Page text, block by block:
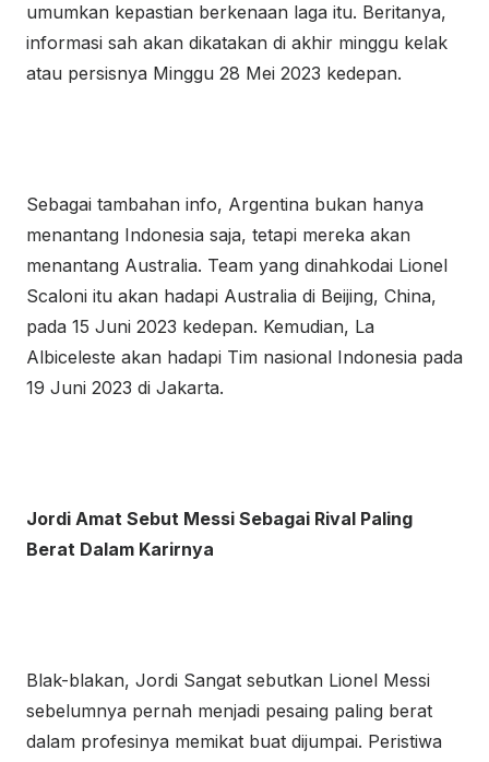
umumkan kepastian berkenaan laga itu. Beritanya,
informasi sah akan dikatakan di akhir minggu kelak
atau persisnya Minggu 28 Mei 2023 kedepan.
Sebagai tambahan info, Argentina bukan hanya
menantang Indonesia saja, tetapi mereka akan
menantang Australia. Team yang dinahkodai Lionel
Scaloni itu akan hadapi Australia di Beijing, China,
pada 15 Juni 2023 kedepan. Kemudian, La
Albiceleste akan hadapi Tim nasional Indonesia pada
19 Juni 2023 di Jakarta.
Jordi Amat Sebut Messi Sebagai Rival Paling
Berat Dalam Karirnya
Blak-blakan, Jordi Sangat sebutkan Lionel Messi
sebelumnya pernah menjadi pesaing paling berat
dalam profesinya memikat buat dijumpai. Peristiwa